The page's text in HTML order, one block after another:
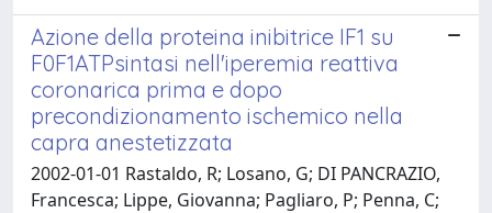
Azione della proteina inibitrice IF1 su
F0F1ATPsintasi nell'iperemia reattiva
coronarica prima e dopo
precondizionamento ischemico nella
capra anestetizzata
2002-01-01 Rastaldo, R; Losano, G; DI PANCRAZIO,
Francesca; Lippe, Giovanna; Pagliaro, P; Penna, C;